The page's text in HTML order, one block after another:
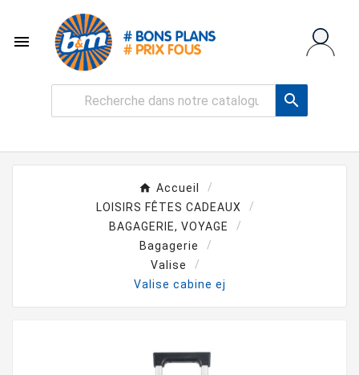


Accueil
LOISIRS FÊTES CADEAUX
BAGAGERIE, VOYAGE
Bagagerie
Valise
Valise cabine ej